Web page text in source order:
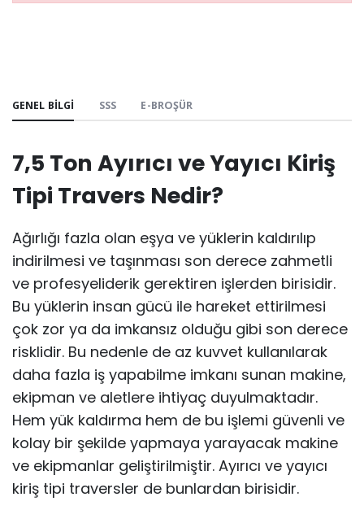
GENEL BILGI SSS E-BROŞÜR
7,5 Ton Ayırıcı ve Yayıcı Kiriş
Tipi Travers Nedir?
Ağırlığı fazla olan eşya ve yüklerin kaldırılıp
indirilmesi ve taşınması son derece zahmetli
ve profesyeliderik gerektiren işlerden birisidir.
Bu yüklerin insan gücü ile hareket ettirilmesi
çok zor ya da imkansız olduğu gibi son derece
risklidir. Bu nedenle de az kuvvet kullanılarak
daha fazla iş yapabilme imkanı sunan makine,
ekipman ve aletlere ihtiyaç duyulmaktadır.
Hem yük kaldırma hem de bu işlemi güvenli ve
kolay bir şekilde yapmaya yarayacak makine
ve ekipmanlar geliştirilmiştir. Ayırıcı ve yayıcı
kiriş tipi traversler de bunlardan birisidir.